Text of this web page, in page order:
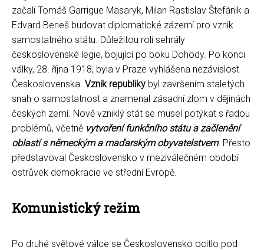
začali Tomáš Garrigue Masaryk, Milan Rastislav Štefánik a
Edvard Beneš budovat diplomatické zázemí pro vznik
samostatného státu. Důležitou roli sehrály
československé legie, bojující po boku Dohody. Po konci
války, 28. října 1918, byla v Praze vyhlášena nezávislost
Československa. Vznik republiky byl završením staletých
snah o samostatnost a znamenal zásadní zlom v dějinách
českých zemí. Nově vzniklý stát se musel potýkat s řadou
problémů, včetně vytvoření funkčního státu a začlenění
oblastí s německým a maďarským obyvatelstvem. Přesto
představoval Československo v meziválečném období
ostrůvek demokracie ve střední Evropě.
Komunistický režim
Po druhé světové válce se Československo ocitlo pod